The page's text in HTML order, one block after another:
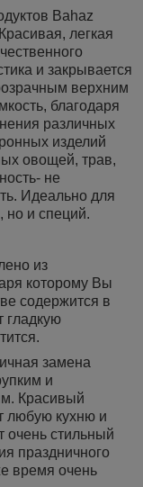
Bahaz
легкая
и закрывается
верхним
благодаря
различных
изделий
овощей, трав,
не
Идеально для
но и специй.
из
которому Вы
содержится в
гладкую
замена
и
Красивый
любую кухню и
очень стильный
праздничного
время очень